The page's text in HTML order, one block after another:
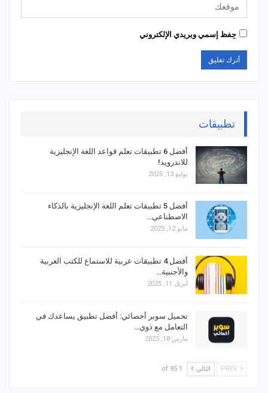
حِفظ إسمي وبريدي الإلكتروني
تطبيقات
أفضل 6 تطبيقات تعلم قواعد اللغة الإنجليزية
للاندرويد!
يوليو 13, 2025
أفضل 5 تطبيقات تعلم اللغة الإنجليزية بالذكاء
الاصطناعي…
مايو 12, 2025
أفضل 4 تطبيقات عربية للاستماع للكتب العربية
والأجنبية…
أبريل 11, 2025
تحميل سوبر أخصائي: أفضل تطبيق يساعدك في
التعامل مع ذوي…
مارس 18, 2025
التالي 1 of 95